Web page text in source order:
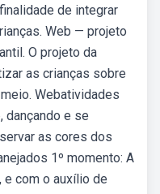
de integrar
Web — projeto
O projeto da
as crianças sobre
Webatividades
dançando e se
as cores dos
1º momento: A
com o auxílio de